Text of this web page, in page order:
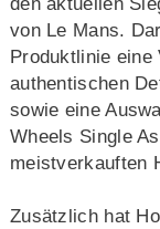
von Le Mans.
Produktlinie
authentischen
sowie eine
Wheels Single
meistverkauften
Zusätzlich hat